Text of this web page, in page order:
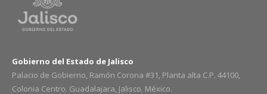
Gobierno del Estado de Jalisco
Palacio de Gobierno, Ramón Corona #31, Planta alta C.P. 44100,
Colonia Centro. Guadalajara, Jalisco. México.